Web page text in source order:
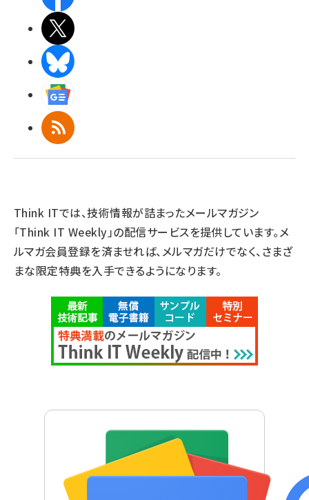
RSS
Think ITでは、技術情報が詰まったメールマガジン
「Think IT Weekly」の配信サービスを提供しています。メ
ルマガ会員登録を済ませれば、メルマガだけでなく、さまざ
まな限定特典を入手できるようになります。